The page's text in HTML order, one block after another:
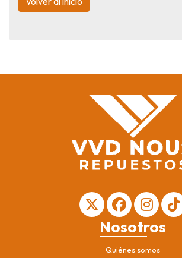
Nosotros
Quiénes somos